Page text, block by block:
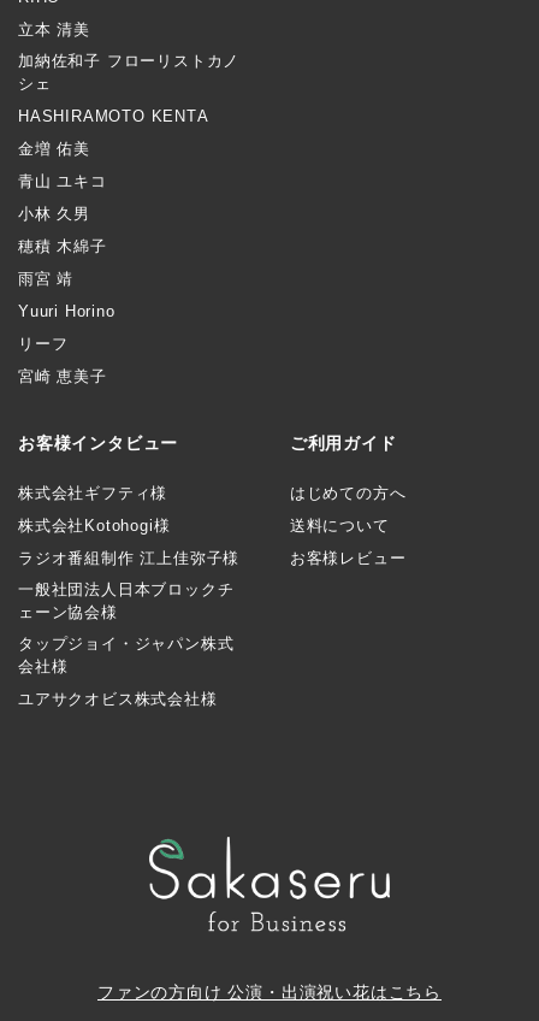
立本 清美
加納佐和子 フローリストカノ
シェ
HASHIRAMOTO KENTA
金増 佑美
青山 ユキコ
小林 久男
穂積 木綿子
雨宮 靖
Yuuri Horino
リーフ
宮崎 恵美子
お客様インタビュー
株式会社ギフティ様
株式会社Kotohogi様
ラジオ番組制作 江上佳弥子様
一般社団法人日本ブロックチ
ェーン協会様
タップジョイ・ジャパン株式
会社様
ユアサクオビス株式会社様
ご利用ガイド
はじめての方へ
送料について
お客様レビュー
ファンの方向け 公演・出演祝い花はこちら